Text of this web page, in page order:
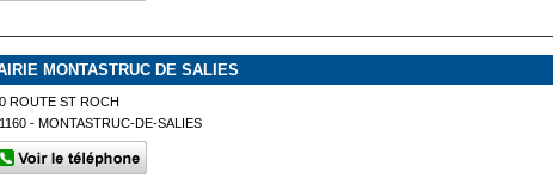
MONTASTRUC DE SALIES
ROUTE ST ROCH
- MONTASTRUC-DE-SALIES